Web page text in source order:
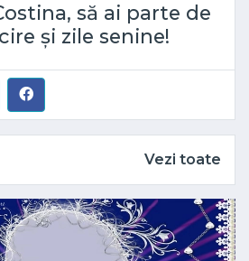
să ai parte de
și zile senine!
Vezi toate